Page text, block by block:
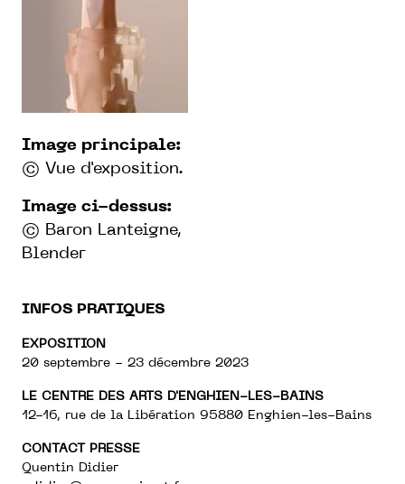
Image principale:
© Vue d'exposition.
Image ci-dessus:
© Baron Lanteigne,
Blender
INFOS PRATIQUES
EXPOSITION
20 septembre - 23 décembre 2023
LE CENTRE DES ARTS D'ENGHIEN-LES-BAINS
12-16, rue de la Libération 95880 Enghien-les-Bains
CONTACT PRESSE
Quentin Didier